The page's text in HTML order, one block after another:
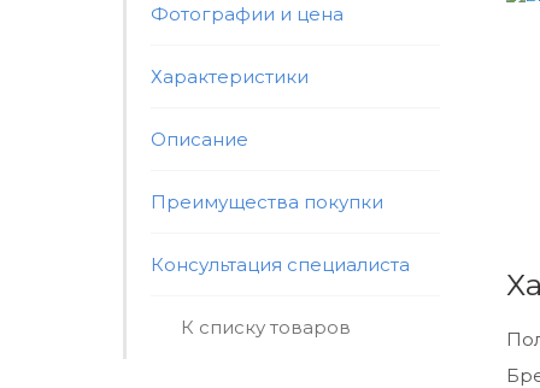
Фотографии и цена
Характеристики
Описание
Преимущества покупки
Консультация специалиста
К списку товаров